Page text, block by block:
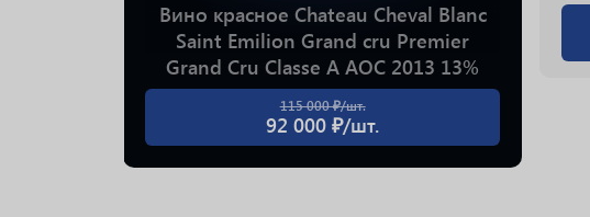
Вино красное Chateau Cheval Blanc
Saint Emilion Grand cru Premier
Grand Cru Classe A АОС 2013 13%
0.75л
115 000 ₽/шт.
92 000 ₽/шт.